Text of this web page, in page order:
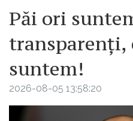
Păi ori
transparenți,
suntem!
2026-08-05 13:58:20